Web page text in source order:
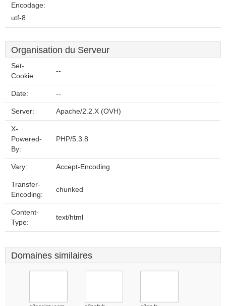
Encodage:
utf-8
Organisation du Serveur
Set-
Cookie:
--
Date: --
Server: Apache/2.2.X (OVH)
X-
Powered-
By:
PHP/5.3.8
Vary: Accept-Encoding
Transfer-
Encoding:
chunked
Content-
Type:
text/html
Domaines similaires